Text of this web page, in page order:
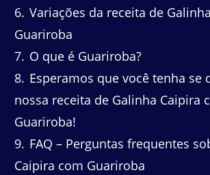
6 Variações da receita de
Guariroba
7 O que é Guariroba?
8 Esperamos que você tenha se
nossa receita de Galinha Caipira
Guariroba!
9 FAQ – Perguntas frequentes
Caipira com Guariroba